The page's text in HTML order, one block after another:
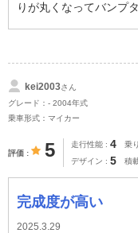
りが丸くなってバンプタ
kei2003さん
グレード：- 2004年式
乗車形式：マイカー
評価 5 走行性能 4 乗
デザイン 5 積
完成度が高い
2025.3.29